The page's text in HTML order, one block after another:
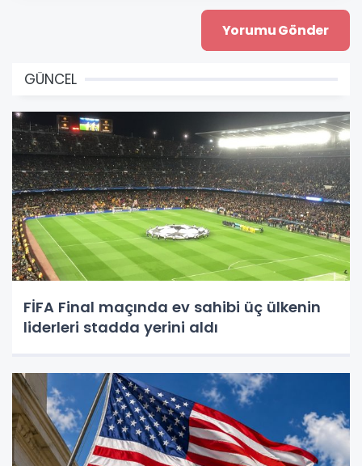
GÜNCEL
FİFA Final maçında ev sahibi üç ülkenin
liderleri stadda yerini aldı